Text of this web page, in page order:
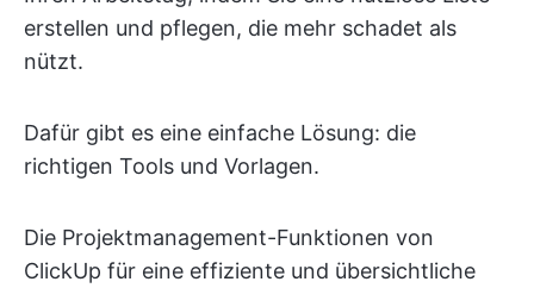
erstellen und pflegen, die mehr schadet als
nützt.
Dafür gibt es eine einfache Lösung: die
richtigen Tools und Vorlagen.
Die Projektmanagement-Funktionen von
ClickUp für eine effiziente und übersichtliche